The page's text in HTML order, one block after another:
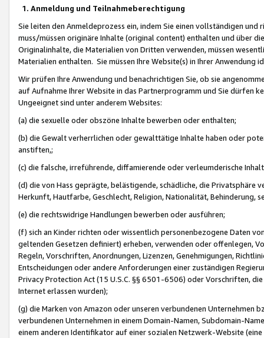
1. Anmeldung und Teilnahmeberechtigung
Sie leiten den Anmeldeprozess ein, indem Sie einen vollständigen
muss/müssen originäre Inhalte (original content) enthalten und über
Originalinhalte, die Materialien von Dritten verwenden, müssen
Materialien enthalten. Sie müssen Ihre Website(s) in Ihrer Anwendung
Wir prüfen Ihre Anwendung und benachrichtigen Sie, ob sie
auf Aufnahme Ihrer Website in das Partnerprogramm und Sie dürfen
Ungeeignet sind unter anderem Websites:
(a) die sexuelle oder obszöne Inhalte bewerben oder enthalten;
(b) die Gewalt verherrlichen oder gewalttätige Inhalte haben oder
anstiften,;
(c) die falsche, irreführende, diffamierende oder verleumderische
(d) die von Hass geprägte, belästigende, schädliche, die Privatsphäre
Herkunft, Hautfarbe, Geschlecht, Religion, Nationalität, Behinderung,
(e) die rechtswidrige Handlungen bewerben oder ausführen;
(f) sich an Kinder richten oder wissentlich personenbezogene Daten
geltenden Gesetzen definiert) erheben, verwenden oder offenlegen,
Regeln, Vorschriften, Anordnungen, Lizenzen, Genehmigungen,
Entscheidungen oder andere Anforderungen einer zuständigen
Privacy Protection Act (15 U.S.C. §§ 6501-6506) oder Vorschriften,
Internet erlassen wurden);
(g) die Marken von Amazon oder unseren verbundenen Unternehmen
verbundenen Unternehmen in einem Domain-Namen, Subdomain-
einem anderen Identifikator auf einer sozialen Netzwerk-Website